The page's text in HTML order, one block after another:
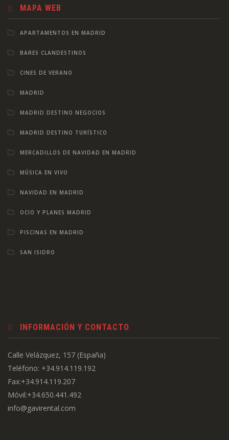
MAPA WEB
APARTAMENTOS EN MADRID
BARES CLANDESTINOS
CINES DE VERANO
MADRID
MADRID DESTINO NEGOCIOS
MADRID DESTINO TURÍSTICO
MERCADILLOS DE NAVIDAD EN MADRID
MÚSICA EN VIVO
NAVIDAD EN MADRID
OCIO Y PLANES MADRID
PISCINAS EN MADRID
SAN ISIDRO
INFORMACIÓN Y CONTACTO
Calle Velázquez, 157 (España)
Teléfono: +34.914.119.192
Fax:+34.914.119.207
Móvil:+34.650.441.492
info@gavirental.com